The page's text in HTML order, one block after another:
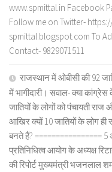
www.spmittal.in Facebook
Follow me on Twitter-
spmittal.blogspot.com To
Contact- 9829071511
राजस्थान में ओबीसी की 92
में भागीदारी। सवाल- क्या कांग्रेस
जातियों के लोगों को पंचायती राज
आखिर क्यों 10 जातियों के लोग
बनते हैं? ================
प्रतिनिधित्व आयोग के अध्यक्ष
की रिपोर्ट मुख्यमंत्री भजनलाल